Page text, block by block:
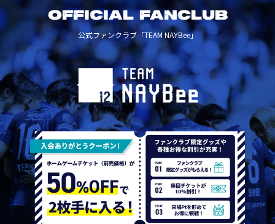
OFFICIAL FANCLUB
公式ファンクラブ「TEAM NAYBee」